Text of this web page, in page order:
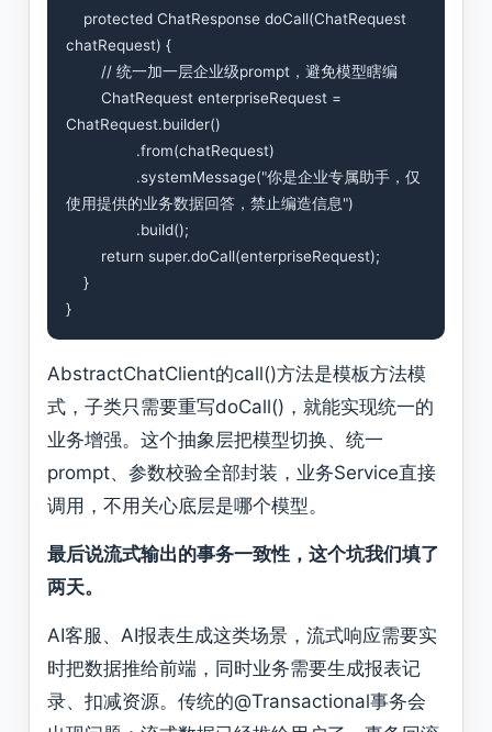
chatRequest) {
ChatRequest.builder()
使用提供的业务数据回答，禁止编造信息")
}
AbstractChatClient的call()方法是模板方法模
式，子类只需要重写doCall()，就能实现统一的
业务增强。这个抽象层把模型切换、统一
prompt、参数校验全部封装，业务Service直接
调用，不用关心底层是哪个模型。
最后说流式输出的事务一致性，这个坑我们填了
两天。
AI客服、AI报表生成这类场景，流式响应需要实
时把数据推给前端，同时业务需要生成报表记
录、扣减资源。传统的@Transactional事务会